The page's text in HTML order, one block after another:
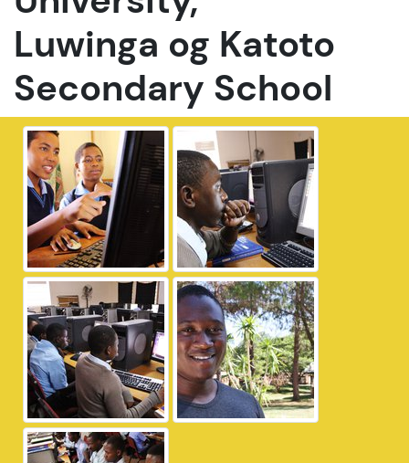
Luwinga og Katoto
Secondary School